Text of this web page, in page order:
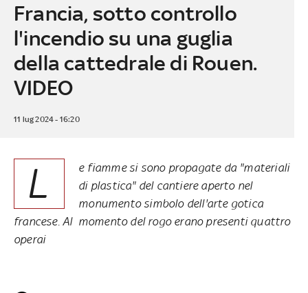
Francia, sotto controllo
l'incendio su una guglia
della cattedrale di Rouen.
VIDEO
11 lug 2024 - 16:20
L
e fiamme si sono propagate da "materiali
di plastica" del cantiere aperto nel
monumento simbolo dell'arte gotica
francese. Al momento del rogo erano presenti quattro
operai